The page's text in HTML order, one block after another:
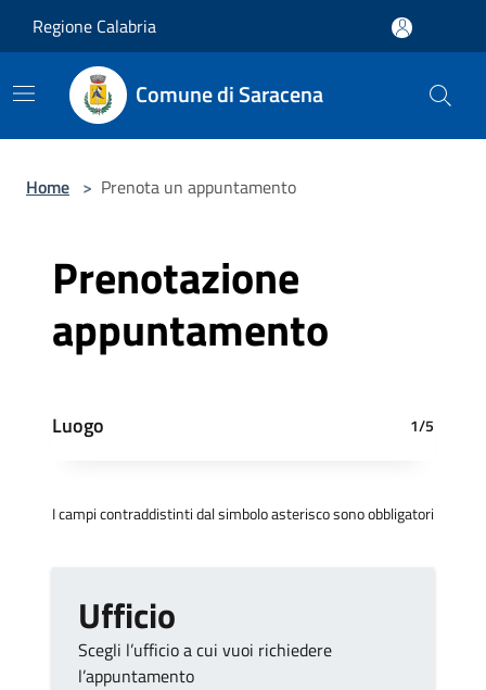
Regione Calabria
Comune di Saracena
Home > Prenota un appuntamento
Prenotazione
appuntamento
Luogo 1/5
I campi contraddistinti dal simbolo asterisco sono obbligatori
Ufficio
Scegli l’ufficio a cui vuoi richiedere
l’appuntamento